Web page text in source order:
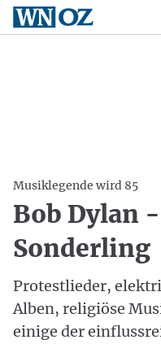
Musiklegende wird 85
Bob Dylan
Sonderling
Protestlieder,
Alben, religiöse
einige der